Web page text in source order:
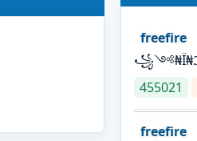
freefire
455021
freefire